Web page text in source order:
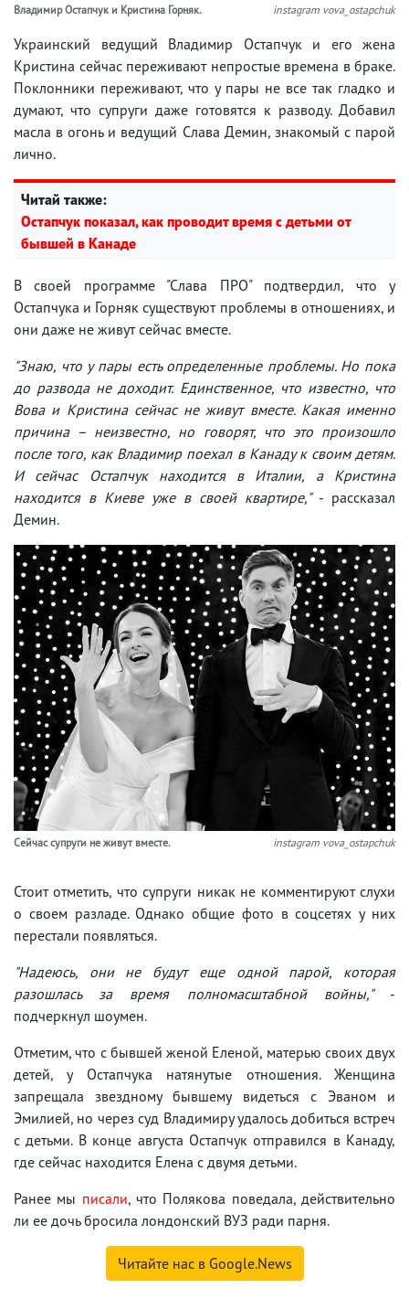
Владимир Остапчук и Кристина Горняк. instagram vova_ostapchuk
Украинский ведущий Владимир Остапчук и его жена
Кристина сейчас переживают непростые времена в браке.
Поклонники переживают, что у пары не все так гладко и
думают, что супруги даже готовятся к разводу. Добавил
масла в огонь и ведущий Слава Демин, знакомый с парой
лично.
Читай также:
Остапчук показал, как проводит время с детьми от
бывшей в Канаде
В своей программе "Слава ПРО" подтвердил, что у
Остапчука и Горняк существуют проблемы в отношениях, и
они даже не живут сейчас вместе.
"Знаю, что у пары есть определенные проблемы. Но пока
до развода не доходит. Единственное, что известно, что
Вова и Кристина сейчас не живут вместе. Какая именно
причина – неизвестно, но говорят, что это произошло
после того, как Владимир поехал в Канаду к своим детям.
И сейчас Остапчук находится в Италии, а Кристина
находится в Киеве уже в своей квартире," - рассказал
Демин.
Сейчас супруги не живут вместе. instagram vova_ostapchuk
Стоит отметить, что супруги никак не комментируют слухи
о своем разладе. Однако общие фото в соцсетях у них
перестали появляться.
"Надеюсь, они не будут еще одной парой, которая
разошлась за время полномасштабной войны," -
подчеркнул шоумен.
Отметим, что с бывшей женой Еленой, матерью своих двух
детей, у Остапчука натянутые отношения. Женщина
запрещала звездному бывшему видеться с Эваном и
Эмилией, но через суд Владимиру удалось добиться встреч
с детьми. В конце августа Остапчук отправился в Канаду,
где сейчас находится Елена с двумя детьми.
Ранее мы писали, что Полякова поведала, действительно
ли ее дочь бросила лондонский ВУЗ ради парня.
Читайте нас в Google.News